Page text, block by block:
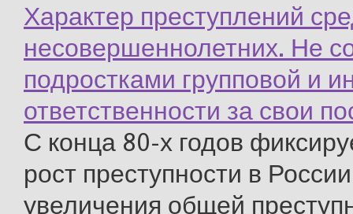
Характер преступлений
несовершеннолетних. Не
подростками групповой и
ответственности за свои
С конца 80-х годов
рост преступности в
увеличения общей